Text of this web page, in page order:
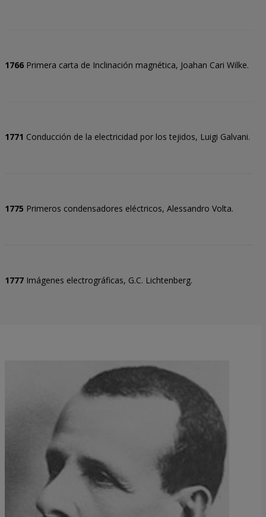
1766Primera carta de Inclinación magnética, Joahan Cari Wilke.
1771 Conducción de la electricidad por los tejidos, Luigi Galvani.
1775 Primeros condensadores eléctricos, Alessandro Volta.
1777 Imágenes electrográficas, G.C. Lichtenberg.